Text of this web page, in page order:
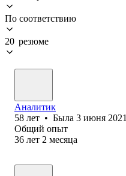
По соответствию
20 резюме
Аналитик
58 лет • Была 3 июня 2021
Общий опыт
36 лет 2 месяца